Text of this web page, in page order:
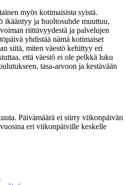
myös kotimaisista syistä.
ikääntyy ja huoltosuhde muuttuu,
riittävyydestä ja palvelujen
yhdistää nämä kotimaiset
siitä, miten väestö kehittyy eri
että väestö ei ole pelkkä luku
tasa-arvoon ja kestävään
Päivämäärä ei siirry viikonpäivän
eri viikonpäiville keskelle